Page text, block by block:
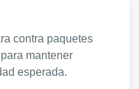
contra paquetes
mantener
esperada.